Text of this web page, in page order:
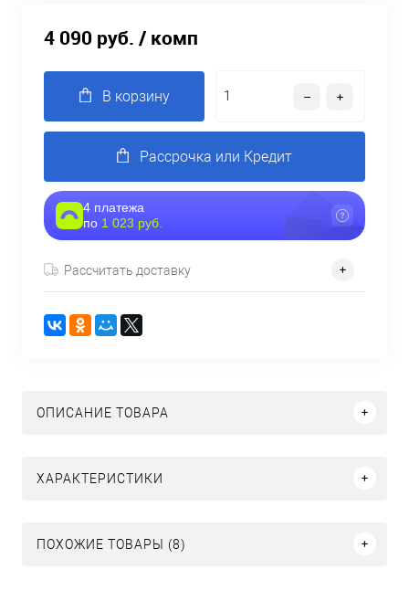
4 090 руб. / комп
В корзину
Рассрочка или Кредит
4 платежа
по 1 023 руб.
Рассчитать доставку
ОПИСАНИЕ ТОВАРА
ХАРАКТЕРИСТИКИ
ПОХОЖИЕ ТОВАРЫ (8)